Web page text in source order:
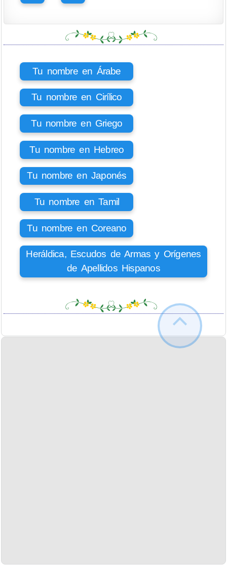
Tu nombre en Árabe
Tu nombre en Cirílico
Tu nombre en Griego
Tu nombre en Hebreo
Tu nombre en Japonés
Tu nombre en Tamil
Tu nombre en Coreano
Heráldica, Escudos de Armas y Orígenes
de Apellidos Hispanos